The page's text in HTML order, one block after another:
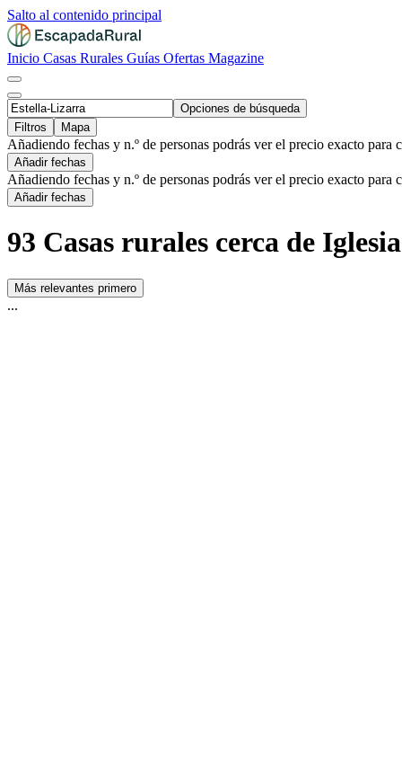
Salto al contenido principal
Inicio Casas Rurales Guías Ofertas Magazine
Opciones de búsqueda
Filtros
Mapa
Añadiendo fechas y n.º de personas podrás ver el precio exacto para
Añadir fechas
Añadiendo fechas y n.º de personas podrás ver el precio exacto para
Añadir fechas
93 Casas rurales cerca de
Más relevantes primero
...